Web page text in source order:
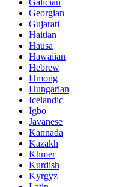
Georgian
Gujarati
Haitian
Hausa
Hawaiian
Hebrew
Hmong
Hungarian
Icelandic
Igbo
Javanese
Kannada
Kazakh
Khmer
Kurdish
Kyrgyz